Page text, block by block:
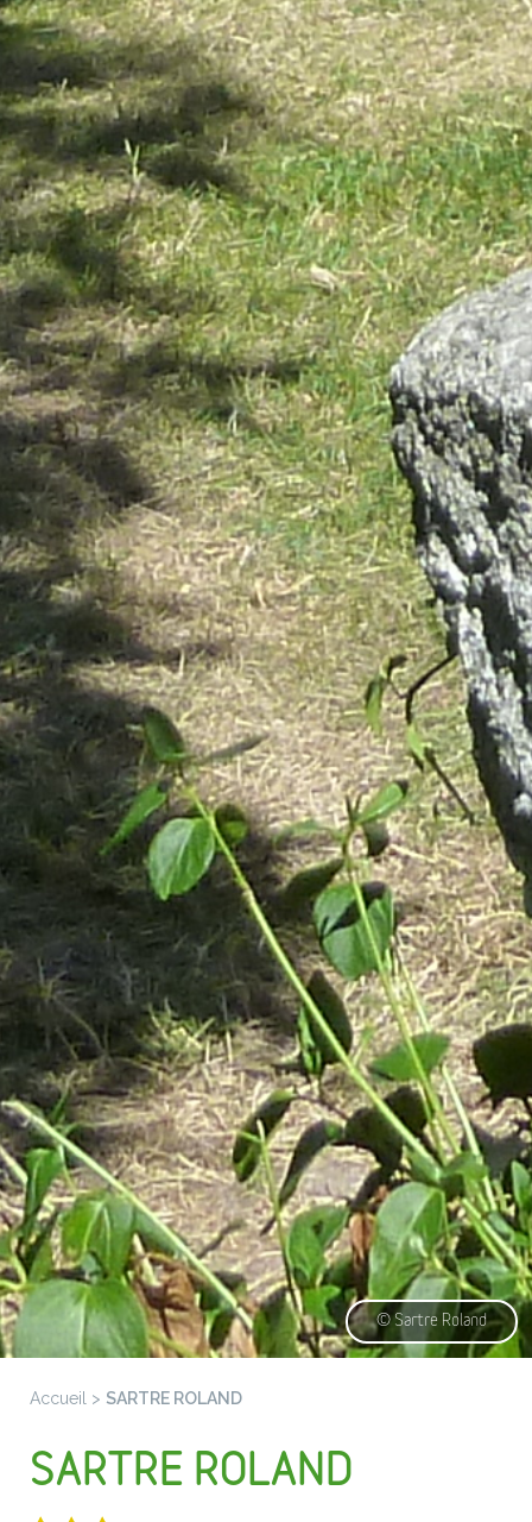
© Sartre Roland
Accueil > SARTRE ROLAND
SARTRE ROLAND